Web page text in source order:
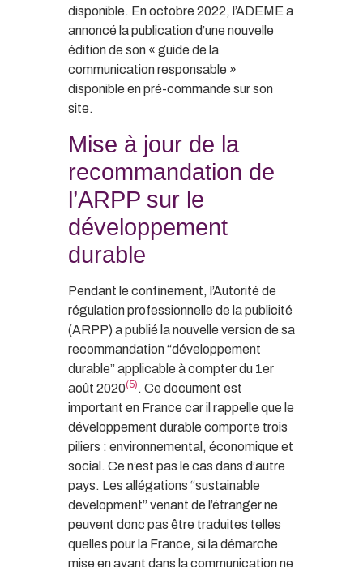
disponible. En octobre 2022, l’ADEME a
annoncé la publication d’une nouvelle
édition de son « guide de la
communication responsable »
disponible en pré-commande sur son
site.
Mise à jour de la
recommandation de
l’ARPP sur le
développement
durable
Pendant le confinement, l’Autorité de
régulation professionnelle de la publicité
(ARPP) a publié la nouvelle version de sa
recommandation “développement
durable” applicable à compter du 1er
août 2020(5) . Ce document est
important en France car il rappelle que le
développement durable comporte trois
piliers : environnemental, économique et
social. Ce n’est pas le cas dans d’autre
pays. Les allégations “sustainable
development” venant de l’étranger ne
peuvent donc pas être traduites telles
quelles pour la France, si la démarche
mise en avant dans la communication ne